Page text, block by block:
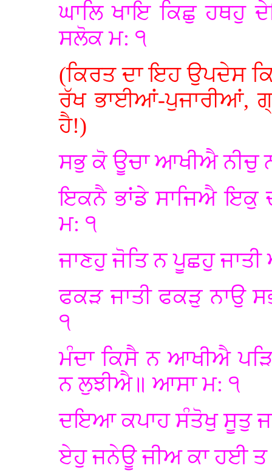
ਘਾਲਿ ਖਾਇ ਕਿਛੁ ਹਥਹੁ
ਸਲੋਕ ਮ: ੧
(ਕਿਰਤ ਦਾ ਇਹ ਉਪਦੇਸ
ਰੱਖ ਭਾਈਆਂ-ਪੁਜਾਰੀਆਂ,
ਹੈ!)
ਸਭੁ ਕੋ ਊਚਾ ਆਖੀਐ ਨੀਚੁ
ਇਕਨੈ ਭਾਂਡੇ ਸਾਜਿਐ ਇਕੁ
ਮ: ੧
ਜਾਣਹੁ ਜੋਤਿ ਨ ਪੂਛਹੁ
ਫਕੜ ਜਾਤੀ ਫਕੜੁ ਨਾਉ
੧
ਮੰਦਾ ਕਿਸੈ ਨ ਆਖੀਐ
ਨ ਲੁਝੀਐ॥ ਆਸਾ ਮ: ੧
ਦਇਆ ਕਪਾਹ ਸੰਤੋਖੁ ਸੂਤੁ
ਏਹੁ ਜਨੇਊ ਜੀਅ ਕਾ ਹਈ